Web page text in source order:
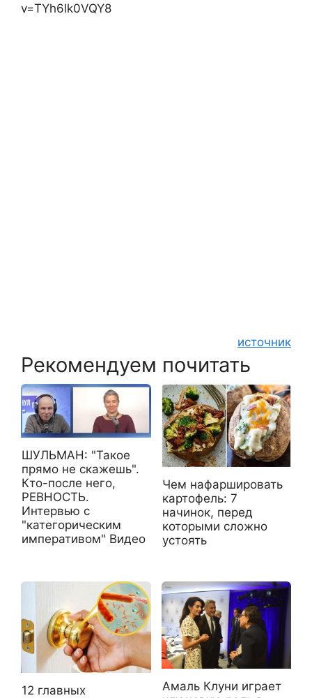
v=TYh6lk0VQY8
источник
Рекомендуем почитать
ШУЛЬМАН: "Такое
прямо не скажешь".
Кто-после него,
РЕВНОСТЬ.
Интервью с
"категорическим
императивом" Видео
Чем нафаршировать
картофель: 7
начинок, перед
которыми сложно
устоять
12 главных
Амаль Клуни играет